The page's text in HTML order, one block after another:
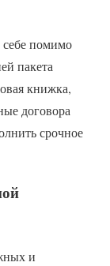
помимо
пакета
книжка,
договора
срочное
и